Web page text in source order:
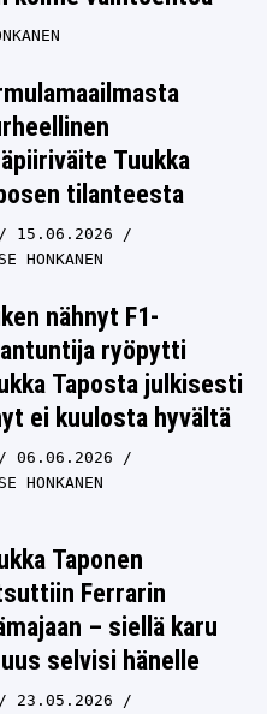
Tuukka
tilanteesta
15.06.2026
HONKANEN
nähnyt F1-
ryöpytti
Taposta julkisesti
ei kuulosta hyvältä
06.06.2026
HONKANEN
Taponen
Ferrarin
– siellä karu
selvisi hänelle
23.05.2026